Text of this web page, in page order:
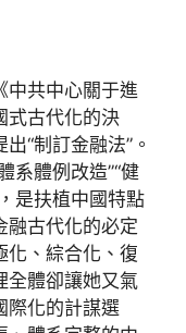
中共中心關于進
式古代化的決
“制訂金融法”。
系體例改造”“健
是扶植中國特點
融古代化的必定
化、綜合化、復
全體卻讓她又氣
際化的計謀選